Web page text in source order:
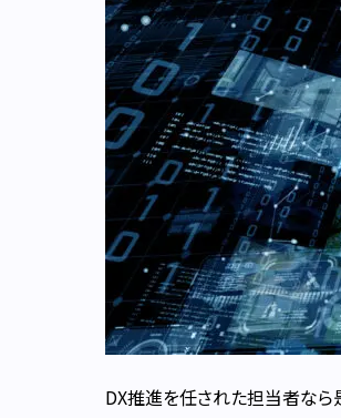
DX推進を任された担当者なら